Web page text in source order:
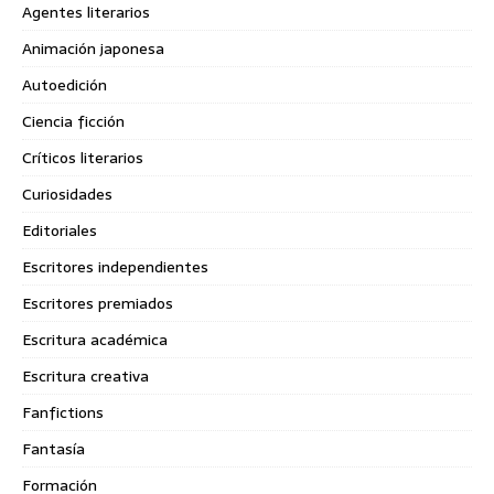
Agentes literarios
Animación japonesa
Autoedición
Ciencia ficción
Críticos literarios
Curiosidades
Editoriales
Escritores independientes
Escritores premiados
Escritura académica
Escritura creativa
Fanfictions
Fantasía
Formación